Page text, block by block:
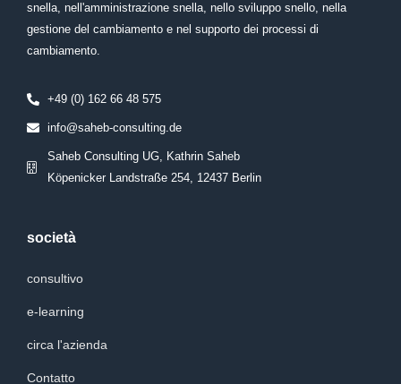
snella, nell'amministrazione snella, nello sviluppo snello, nella
gestione del cambiamento e nel supporto dei processi di
cambiamento.
+49 (0) 162 66 48 575
info@saheb-consulting.de
Saheb Consulting UG, Kathrin Saheb
Köpenicker Landstraße 254, 12437 Berlin
società
consultivo
e-learning
circa l'azienda
Contatto